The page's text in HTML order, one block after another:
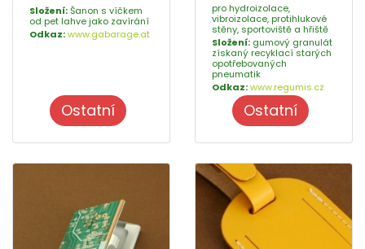
Složení:Šanon s víčkem
od pet lahve jako zavírání
Odkaz:www.gabarage.at
Ostatní
pro hydroizolace,
vibroizolace, protihlukové
stěny, sportoviště a hřiště
Složení: gumový granulát
získaný recyklací starých
opotřebovaných
pneumatik
Odkaz:www.regumis.cz
Ostatní